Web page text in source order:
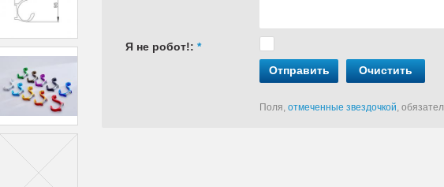
Я не робот!: *
Отправить
Очистить
Поля, отмеченные звездочкой,